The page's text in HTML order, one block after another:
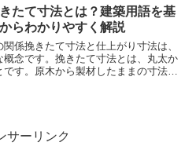
また、この特殊な分子構造により、
クリープ性、耐ストレスクラック性
す。さらに、ポリブテン樹脂は超高
量であるが、結晶化度が低く密度が
と低いため、柔軟性に富む。耐熱
軽量性、可撓性が高く、給水配管や
造されるため、均一で安定した品質
たて寸法とは？建築用語を基
らわかりやすく解説
関係挽きたて寸法と仕上がり寸法は、
念です。挽きたて寸法とは、丸太か
す。
原木から製材したままの寸法で
きたて寸法と仕上がり寸法は明確に
サーリンク